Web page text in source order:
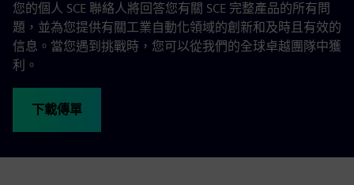
您的個人 SCE 聯絡人將回答您有關 SCE 完整產品的所有問
題，並為您提供有關工業自動化領域的創新和及時且有效的
信息。當您遇到挑戰時，您可以從我們的全球卓越團隊中獲
利。
下載傳單